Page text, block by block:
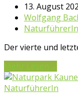
13. August
Wolfgang
NaturführerIn
Der vierte und
NaturführerIn